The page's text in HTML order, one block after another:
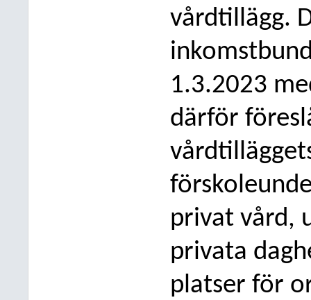
vårdtillägg.
1.3.2023
därför
privat vård,
privata da
platser för